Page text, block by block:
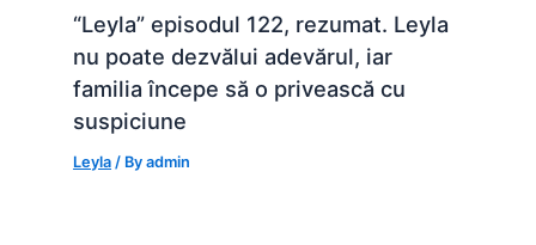
“Leyla” episodul 122, rezumat. Leyla
nu poate dezvălui adevărul, iar
familia începe să o privească cu
suspiciune
Leyla / Byadmin